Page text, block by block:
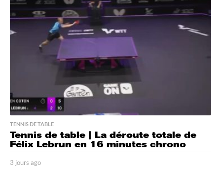
g
TENNIS DE TABLE
Tennis de table | La déroute totale de
Félix Lebrun en 16 minutes chrono
3 jours ago